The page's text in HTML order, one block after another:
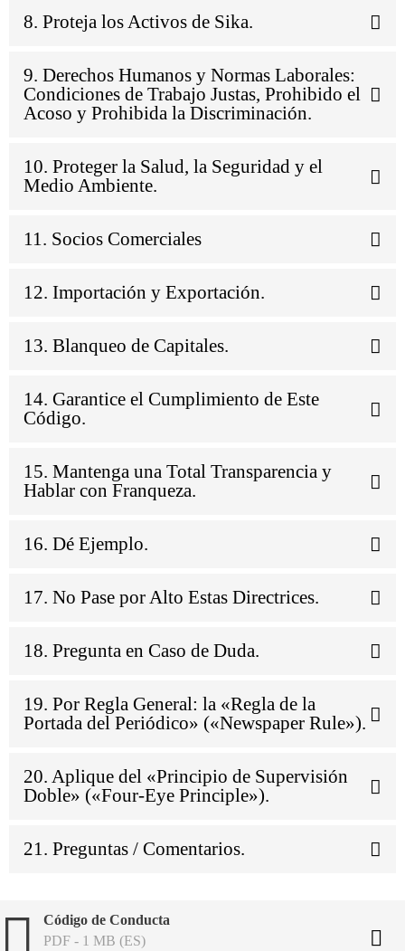
8. Proteja los Activos de Sika.
9. Derechos Humanos y Normas Laborales:
Condiciones de Trabajo Justas, Prohibido el
Acoso y Prohibida la Discriminación.
10. Proteger la Salud, la Seguridad y el
Medio Ambiente.
11. Socios Comerciales
12. Importación y Exportación.
13. Blanqueo de Capitales.
14. Garantice el Cumplimiento de Este
Código.
15. Mantenga una Total Transparencia y
Hablar con Franqueza.
16. Dé Ejemplo.
17. No Pase por Alto Estas Directrices.
18. Pregunta en Caso de Duda.
19. Por Regla General: la «Regla de la
Portada del Periódico» («Newspaper Rule»).
20. Aplique del «Principio de Supervisión
Doble» («Four-Eye Principle»).
21. Preguntas / Comentarios.
Código de Conducta
PDF - 1 MB (ES)